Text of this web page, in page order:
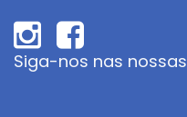
Siga-nos nas